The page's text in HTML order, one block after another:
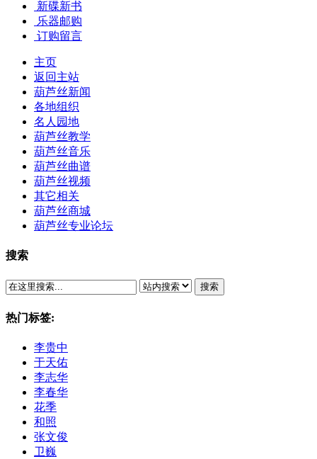
新碟新书
乐器邮购
订购留言
主页
返回主站
葫芦丝新闻
各地组织
名人园地
葫芦丝教学
葫芦丝音乐
葫芦丝曲谱
葫芦丝视频
其它相关
葫芦丝商城
葫芦丝专业论坛
搜索
搜索
热门标签:
李贵中
于天佑
李志华
李春华
花季
和照
张文俊
卫巍